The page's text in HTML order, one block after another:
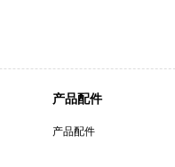
产品配件
产品配件